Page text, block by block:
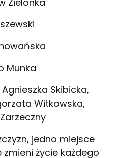
Munka
Skibicka,
Witkowska,
jedno miejsce
życie każdego